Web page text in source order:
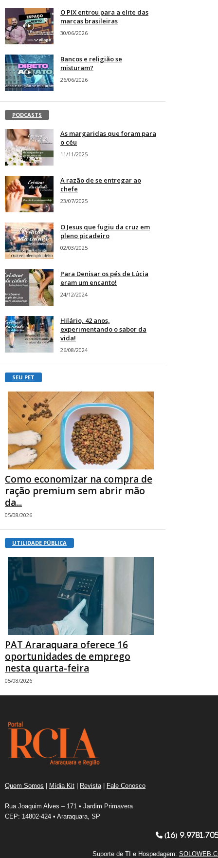
O PIX entrou para a elite das
marcas brasileiras
30/06/2026
Bancos e religião se
misturam?
26/06/2026
PODCASTS
As margaridas que foram para
o céu
11/11/2025
A razão de se entregar ao
chefe
23/07/2025
O Jesus que fugiu da cruz em
pleno picadeiro
02/03/2025
Para Denisar os pés de Lúcia
eram um encanto!
24/12/2024
Hilário, 42 anos,
experimentando o sabor da
vida!
26/08/2024
SEU PET
Como economizar na compra de
ração premium sem abrir mão
da...
05/08/2026
UTILIDADE PÚBLICA
PAT Araraquara oferece 16
oportunidades de emprego
nesta quarta-feira
05/08/2026
Quem Somos | Mídia Kit | Revista | Fale Conosco
Rua Joaquim Alves – 171 • Jardim Primavera
CEP: 14802-424 • Araraquara, SP
(16)
Suporte de TI e Hospedagem: